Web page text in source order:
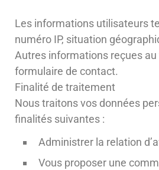
Les informations utilisateurs
numéro IP, situation
Autres informations reçues au
formulaire de contact.
Finalité de traitement
Nous traitons vos données
finalités suivantes :
Administrer la relation
Vous proposer une